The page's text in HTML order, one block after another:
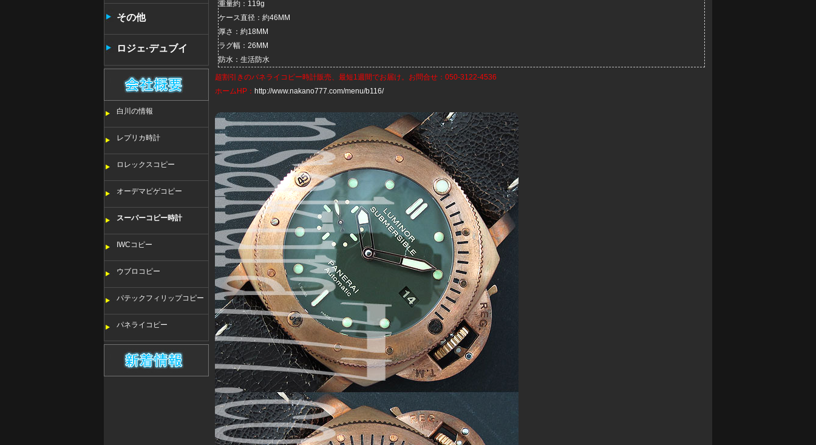
その他
ロジェ·デュブイ
白川の情報
レプリカ時計
ロレックスコピー
オーデマピゲコピー
スーパーコピー時計
IWCコピー
ウブロコピー
パテックフィリップコピー
パネライコピー
重量約：119g
ケース直径：約46MM
厚さ：約18MM
ラグ幅：26MM
防水：生活防水
超割引きのパネライコピー時計販売、最短1週間でお届け。お問合せ：050-3122-4536
ホームHP： http://www.nakano777.com/menu/b116/